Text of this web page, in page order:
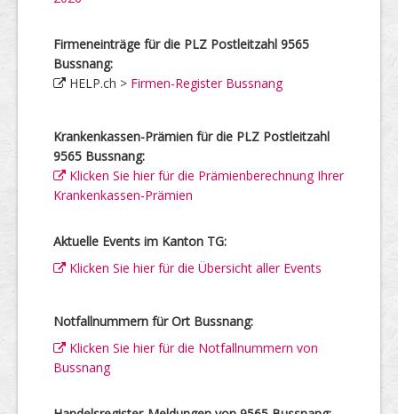
Firmeneinträge für die PLZ Postleitzahl 9565
Bussnang:
HELP.ch > Firmen-Register Bussnang
Krankenkassen-Prämien für die PLZ Postleitzahl
9565 Bussnang:
Klicken Sie hier für die Prämienberechnung Ihrer
Krankenkassen-Prämien
Aktuelle Events im Kanton TG:
Klicken Sie hier für die Übersicht aller Events
Notfallnummern für Ort Bussnang:
Klicken Sie hier für die Notfallnummern von
Bussnang